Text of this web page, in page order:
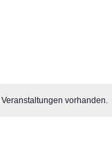
vorhanden.